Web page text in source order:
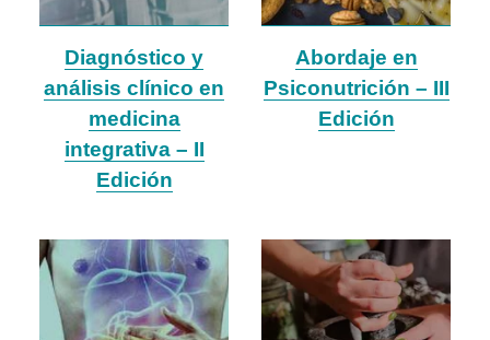
Diagnóstico y
análisis clínico en
medicina
integrativa – II
Edición
Abordaje en
Psiconutrición – III
Edición